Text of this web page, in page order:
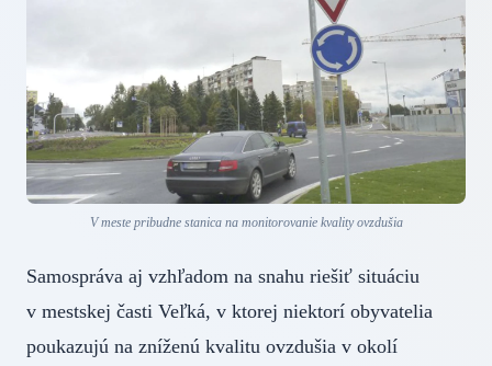
V meste pribudne stanica na monitorovanie kvality ovzdušia
Samospráva aj vzhľadom na snahu riešiť situáciu
v mestskej časti Veľká, v ktorej niektorí obyvatelia
poukazujú na zníženú kvalitu ovzdušia v okolí